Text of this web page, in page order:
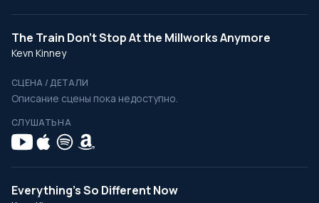
The Train Don't Stop At the Millworks Anymore
Kevn Kinney
СЦЕНА / ДЕТАЛИ
Описание сцены пока недоступно.
СЛУШАТЬ НА
Everything's So Different Now